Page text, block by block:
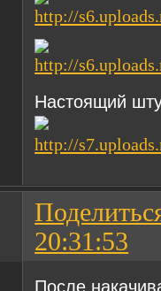
Настоящий
20:31:53
После